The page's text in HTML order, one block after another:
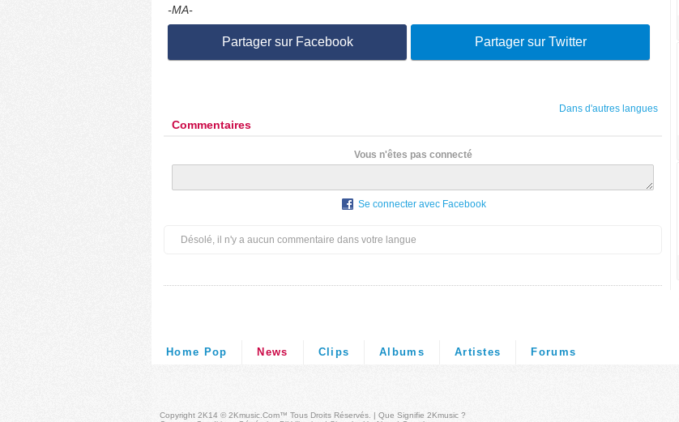
-MA-
Partager sur Facebook Partager sur Twitter
Dans d'autres langues
Commentaires
Vous n'êtes pas connecté
Se connecter avec Facebook
Désolé, il n'y a aucun commentaire dans votre langue
Home Pop News Clips Albums Artistes Forums
Copyright 2K14 © 2Kmusic.com™ Tous Droits Réservés . | Que Signifie 2Kmusic ?